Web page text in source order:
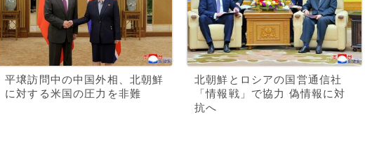
平壌訪問中の中国外相、北朝鮮
に対する米国の圧力を非難
北朝鮮とロシアの国営通信社
「情報戦」で協力 偽情報に対
抗へ